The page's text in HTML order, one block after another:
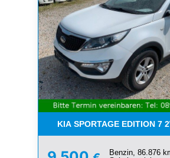
KIA SPORTAGE EDITION 7
Benzin, 86.876